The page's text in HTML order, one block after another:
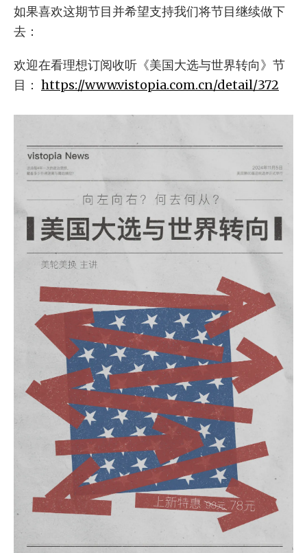
如果喜欢这期节目并希望支持我们将节目继续做下
去：
欢迎在看理想订阅收听《美国大选与世界转向》节
目： https://www.vistopia.com.cn/detail/372